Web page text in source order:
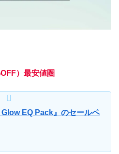
）最安値圏
EQ Pack』のセールペ